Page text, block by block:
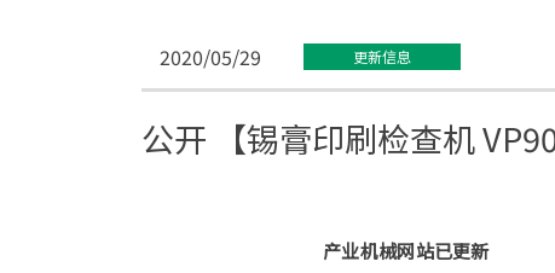
2020/05/29 更新信息
公开 【锡膏印刷检查机
产业机械网站已更新